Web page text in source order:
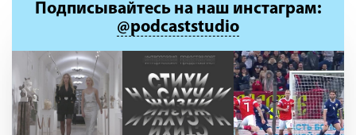
Подписывайтесь на наш инстаграм:
@podcaststudio